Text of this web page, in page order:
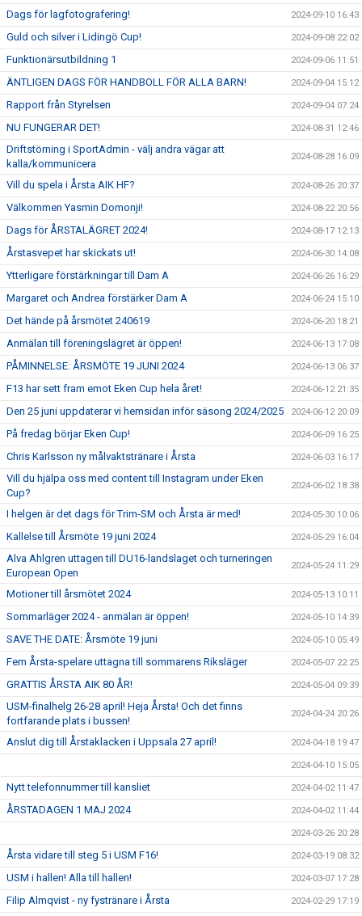
Dags för lagfotografering! 2024-09-10 16:43
Guld och silver i Lidingö Cup! 2024-09-08 22:02
Funktionärsutbildning 1 2024-09-06 11:51
ÄNTLIGEN DAGS FÖR HANDBOLL FÖR ALLA BARN! 2024-09-04 15:12
Rapport från Styrelsen 2024-09-04 07:24
NU FUNGERAR DET! 2024-08-31 12:46
Driftstörning i SportAdmin - välj andra vägar att
kalla/kommunicera
2024-08-28 16:09
Vill du spela i Årsta AIK HF? 2024-08-26 20:37
Välkommen Yasmin Domonji! 2024-08-22 20:56
Dags för ÅRSTALÄGRET 2024! 2024-08-17 12:13
Årstasvepet har skickats ut! 2024-06-30 14:08
Ytterligare förstärkningar till Dam A 2024-06-26 16:29
Margaret och Andrea förstärker Dam A 2024-06-24 15:10
Det hände på årsmötet 240619 2024-06-20 18:21
Anmälan till föreningslägret är öppen! 2024-06-13 17:08
PÅMINNELSE: ÅRSMÖTE 19 JUNI 2024 2024-06-13 06:37
F13 har sett fram emot Eken Cup hela året! 2024-06-12 21:35
Den 25 juni uppdaterar vi hemsidan inför säsong 2024/2025 2024-06-12 20:09
På fredag börjar Eken Cup! 2024-06-09 16:25
Chris Karlsson ny målvaktstränare i Årsta 2024-06-03 16:17
Vill du hjälpa oss med content till Instagram under Eken
Cup?
2024-06-02 18:38
I helgen är det dags för Trim-SM och Årsta är med! 2024-05-30 10:06
Kallelse till Årsmöte 19 juni 2024 2024-05-29 16:04
Alva Ahlgren uttagen till DU16-landslaget och turneringen
European Open
2024-05-24 11:29
Motioner till årsmötet 2024 2024-05-13 10:11
Sommarläger 2024 - anmälan är öppen! 2024-05-10 14:39
SAVE THE DATE: Årsmöte 19 juni 2024-05-10 05:49
Fem Årsta-spelare uttagna till sommarens Riksläger 2024-05-07 22:25
GRATTIS ÅRSTA AIK 80 ÅR! 2024-05-04 09:39
USM-finalhelg 26-28 april! Heja Årsta! Och det finns
fortfarande plats i bussen!
2024-04-24 20:26
Anslut dig till Årstaklacken i Uppsala 27 april! 2024-04-18 19:47
2024-04-10 15:05
Nytt telefonnummer till kansliet 2024-04-02 11:47
ÅRSTADAGEN 1 MAJ 2024 2024-04-02 11:44
2024-03-26 20:28
Årsta vidare till steg 5 i USM F16! 2024-03-19 08:32
USM i hallen! Alla till hallen! 2024-03-07 17:28
Filip Almqvist - ny fystränare i Årsta 2024-02-29 17:19